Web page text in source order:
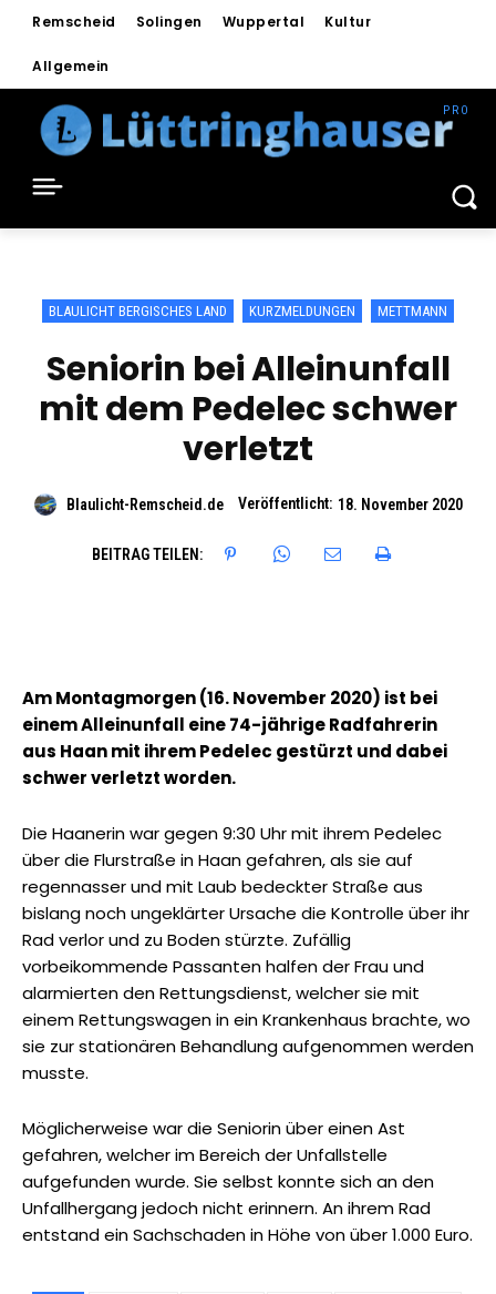
Remscheid Solingen Wuppertal Kultur
Allgemein
BLAULICHT BERGISCHES LAND KURZMELDUNGEN METTMANN
Seniorin bei Alleinunfall
mit dem Pedelec schwer
verletzt
Blaulicht-Remscheid.de Veröffentlicht: 18. November 2020
BEITRAG TEILEN:
Am Montagmorgen (16. November 2020) ist bei
einem Alleinunfall eine 74-jährige Radfahrerin
aus Haan mit ihrem Pedelec gestürzt und dabei
schwer verletzt worden.
Die Haanerin war gegen 9:30 Uhr mit ihrem Pedelec
über die Flurstraße in Haan gefahren, als sie auf
regennasser und mit Laub bedeckter Straße aus
bislang noch ungeklärter Ursache die Kontrolle über ihr
Rad verlor und zu Boden stürzte. Zufällig
vorbeikommende Passanten halfen der Frau und
alarmierten den Rettungsdienst, welcher sie mit
einem Rettungswagen in ein Krankenhaus brachte, wo
sie zur stationären Behandlung aufgenommen werden
musste.
Möglicherweise war die Seniorin über einen Ast
gefahren, welcher im Bereich der Unfallstelle
aufgefunden wurde. Sie selbst konnte sich an den
Unfallhergang jedoch nicht erinnern. An ihrem Rad
entstand ein Sachschaden in Höhe von über 1.000 Euro.